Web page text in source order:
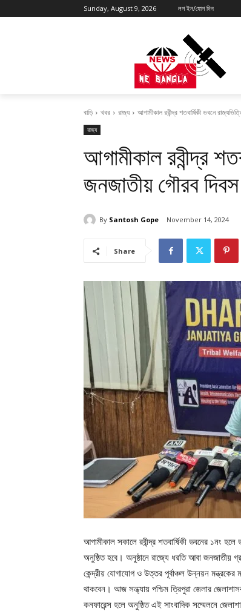
Sunday, August 9, 2026 লগ ইন/যোগ দিন
বাড়ি খবর রাজ্য আগামীকাল রবীন্দ্র শতবার্ষিকী ভবনে
রাজ্য
আগামীকাল রবীন্দ্র
জনজাতীয় গৌরব দিবস
By Santosh Gope November 14, 2024
Share
আগামীকাল সকালে রবীন্দ্র শতবার্ষিকী ভবনের ১নং
অনুষ্ঠিত হবে। অনুষ্ঠানে রাজ্যে ধরতি আবা জনজাতীয়
কেন্দ্রীয় যোগাযোগ ও উত্তর পূর্বাঞ্চল উন্নয়ন মন্ত্রকের
থাকবেন। আজ সন্ধ্যায় পশ্চিম ত্রিপুরা জেলার
কনফারেন্স হলে অনুষ্ঠিত এই সাংবাদিক সম্মেলনে